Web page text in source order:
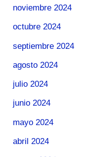
noviembre 2024
octubre 2024
septiembre 2024
agosto 2024
julio 2024
junio 2024
mayo 2024
abril 2024